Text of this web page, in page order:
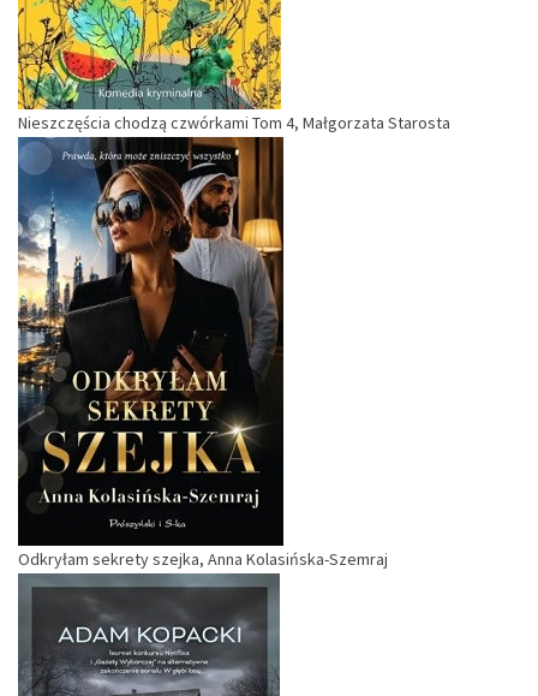
Nieszczęścia chodzą czwórkami Tom 4, Małgorzata Starosta
Odkryłam sekrety szejka, Anna Kolasińska-Szemraj